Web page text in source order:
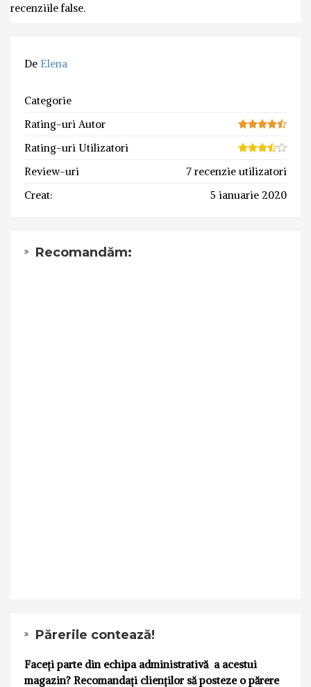
recenziile false.
De Elena
Categorie
Rating-uri Autor
Rating-uri Utilizatori
Review-uri
7 recenzie utilizatori
Creat:
5 ianuarie 2020
Recomandăm:
Părerile contează!
Faceți parte din echipa administrativă a acestui
magazin? Recomandați clienților să posteze o părere